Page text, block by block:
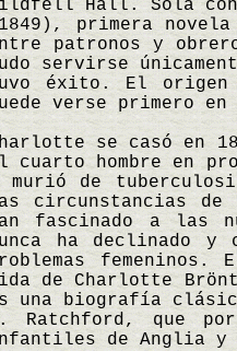
Hall. Sola
primera
patronos y
servirse
éxito. El origen
verse primero en
se casó en
cuarto hombre en
murió de
circunstancias de
fascinado a las
ha declinado y
de Charlotte
una biografía
Ratchford, que
de Anglia y